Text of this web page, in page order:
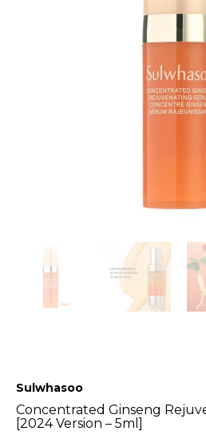
Sulwhasoo
Concentrated Ginseng
[2024 Version – 5ml]